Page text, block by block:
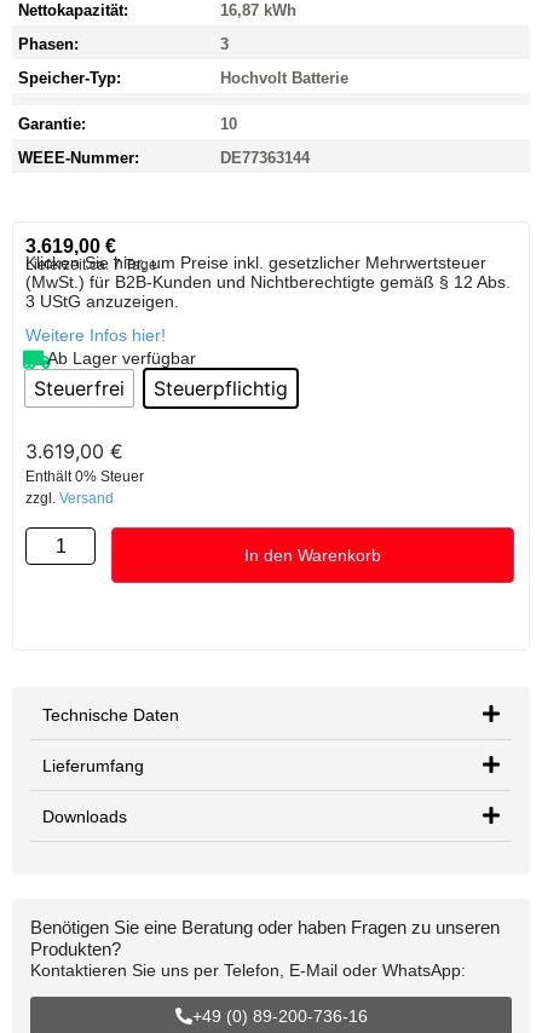
Nettokapazität:
16,87 kWh
Phasen:
3
Speicher-Typ:
Hochvolt Batterie
Garantie:
10
WEEE-Nummer:
DE77363144
3.619,00 €
Lieferzeit:ca. 7 Tage
Klicken Sie hier, um Preise inkl. gesetzlicher Mehrwertsteuer
(MwSt.) für B2B-Kunden und Nichtberechtigte gemäß § 12 Abs.
3 UStG anzuzeigen.
Weitere Infos hier!
Ab Lager verfügbar
Steuerfrei Steuerpflichtig
3.619,00 €
Enthält 0% Steuer
zzgl. Versand
In den Warenkorb
Technische Daten
Lieferumfang
Downloads
Benötigen Sie eine Beratung oder haben Fragen zu unseren
Produkten?
Kontaktieren Sie uns per Telefon, E-Mail oder WhatsApp:
+49 (0) 89-200-736-16